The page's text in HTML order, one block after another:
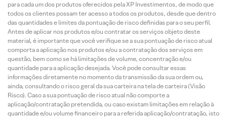
para cada um dos produtos oferecidos pela XP Investimentos, de modo que
todos os clientes possam ter acesso a todos os produtos, desde que dentro
das quantidades e limites da pontuação de risco definidas para o seu perfil.
Antes de aplicar nos produtos e/ou contratar os serviços objeto deste
material, é importante que você verifique se a sua pontuação de risco atual
comporta a aplicação nos produtos e/ou a contratação dos serviços em
questão, bem como se há limitações de volume, concentração e/ou
quantidade para a aplicação desejada. Você pode consultar essas
informações diretamente no momento da transmissão da sua ordem ou,
ainda, consultando o risco geral da sua carteira na tela de carteira (Visão
Risco). Caso a sua pontuação de risco atual não comporte a
aplicação/contratação pretendida, ou caso existam limitações em relação à
quantidade e/ou volume financeiro para a referida aplicação/contratação, isto